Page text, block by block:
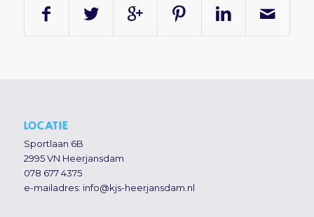
LOCATIE
Sportlaan 6B
2995 VN Heerjansdam
078 677 4375
e-mailadres: info@kjs-heerjansdam.nl